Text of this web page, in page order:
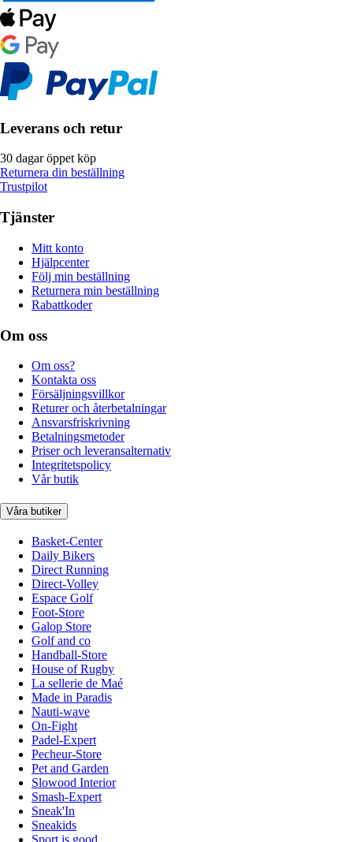
Leverans och retur
30 dagar öppet köp
Returnera din beställning
Trustpilot
Tjänster
Mitt konto
Hjälpcenter
Följ min beställning
Returnera min beställning
Rabattkoder
Om oss
Om oss?
Kontakta oss
Försäljningsvillkor
Returer och återbetalningar
Ansvarsfriskrivning
Betalningsmetoder
Priser och leveransalternativ
Integritetspolicy
Vår butik
Våra butiker
Basket-Center
Daily Bikers
Direct Running
Direct-Volley
Espace Golf
Foot-Store
Galop Store
Golf and co
Handball-Store
House of Rugby
La sellerie de Maé
Made in Paradis
Nauti-wave
On-Fight
Padel-Expert
Pecheur-Store
Pet and Garden
Slowood Interior
Smash-Expert
Sneak'In
Sneakids
Sport is good